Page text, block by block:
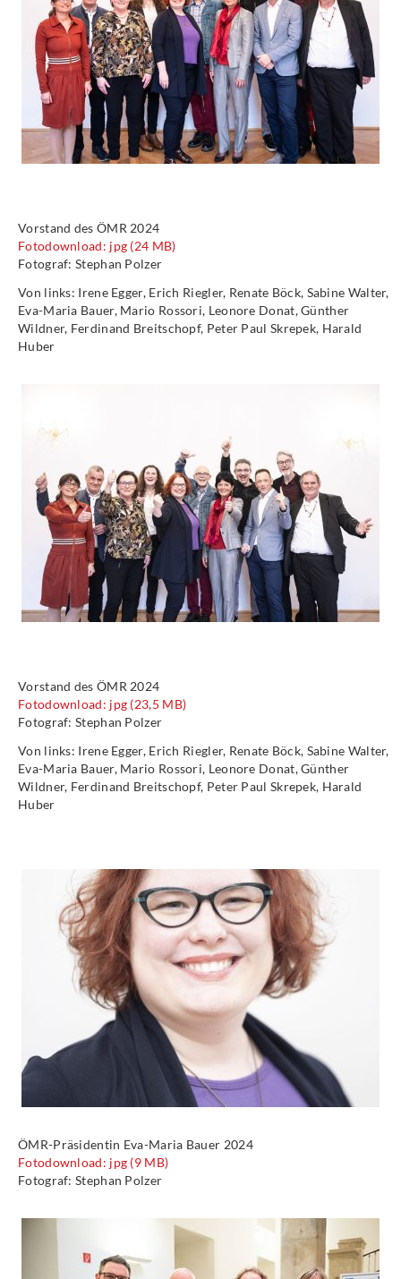
Vorstand des ÖMR 2024
Fotodownload: jpg (24 MB)
Fotograf: Stephan Polzer
Von links: Irene Egger, Erich Riegler, Renate Böck, Sabine Walter,
Eva-Maria Bauer, Mario Rossori, Leonore Donat, Günther
Wildner, Ferdinand Breitschopf, Peter Paul Skrepek, Harald
Huber
Vorstand des ÖMR 2024
Fotodownload: jpg (23,5 MB)
Fotograf: Stephan Polzer
Von links: Irene Egger, Erich Riegler, Renate Böck, Sabine Walter,
Eva-Maria Bauer, Mario Rossori, Leonore Donat, Günther
Wildner, Ferdinand Breitschopf, Peter Paul Skrepek, Harald
Huber
ÖMR-Präsidentin Eva-Maria Bauer 2024
Fotodownload: jpg (9 MB)
Fotograf: Stephan Polzer